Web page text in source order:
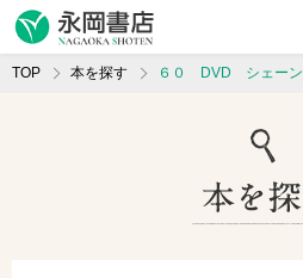
TOP 本を探す ６０ DVD シェーン